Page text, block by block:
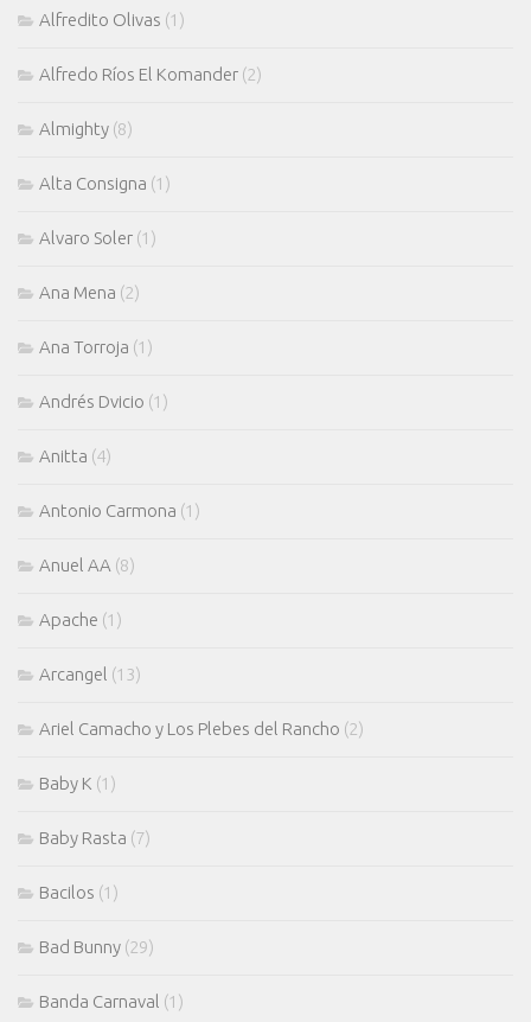
Alfredito Olivas (1)
Alfredo Ríos El Komander (2)
Almighty (8)
Alta Consigna (1)
Alvaro Soler (1)
Ana Mena (2)
Ana Torroja (1)
Andrés Dvicio (1)
Anitta (4)
Antonio Carmona (1)
Anuel AA (8)
Apache (1)
Arcangel (13)
Ariel Camacho y Los Plebes del Rancho (2)
Baby K (1)
Baby Rasta (7)
Bacilos (1)
Bad Bunny (29)
Banda Carnaval (1)